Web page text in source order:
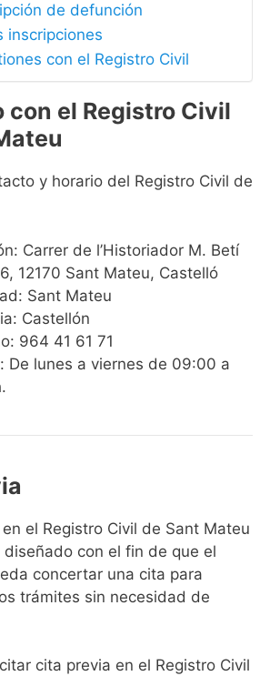
de defunción
inscripciones
con el Registro Civil
con el Registro Civil
y horario del Registro Civil de
Carrer de l’Historiador M. Betí
12170 Sant Mateu, Castelló
Sant Mateu
Castellón
964 41 61 71
De lunes a viernes de 09:00 a
el Registro Civil de Sant Mateu
diseñado con el fin de que el
concertar una cita para
trámites sin necesidad de
cita previa en el Registro Civil